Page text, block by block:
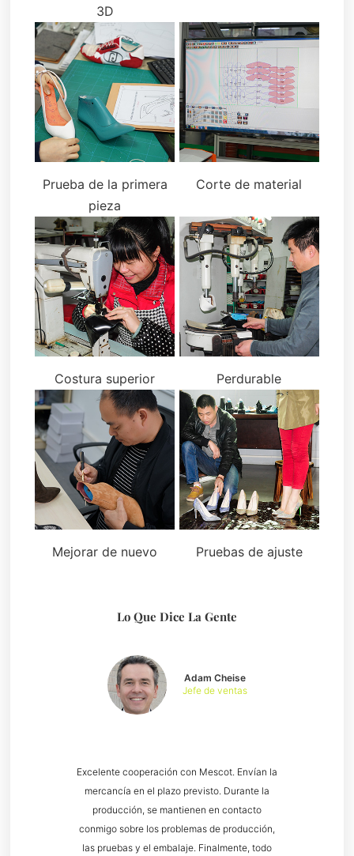
3D
Prueba de la primera
pieza
Corte de material
Costura superior Perdurable
Mejorar de nuevo Pruebas de ajuste
Lo Que Dice La Gente
Excelente cooperación con Mescot. Envían la
mercancía en el plazo previsto. Durante la
producción, se mantienen en contacto
conmigo sobre los problemas de producción,
las pruebas y el embalaje. Finalmente, todo
Adam Cheise
Jefe de ventas